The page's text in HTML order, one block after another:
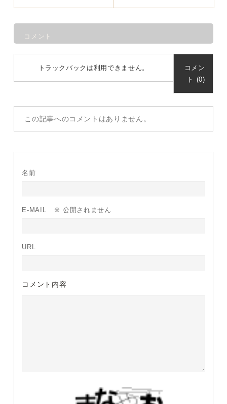
コメント
トラックバックは利用できません。
コメン
ト (0)
この記事へのコメントはありません。
名前
E-MAIL ※ 公開されません
URL
コメント内容